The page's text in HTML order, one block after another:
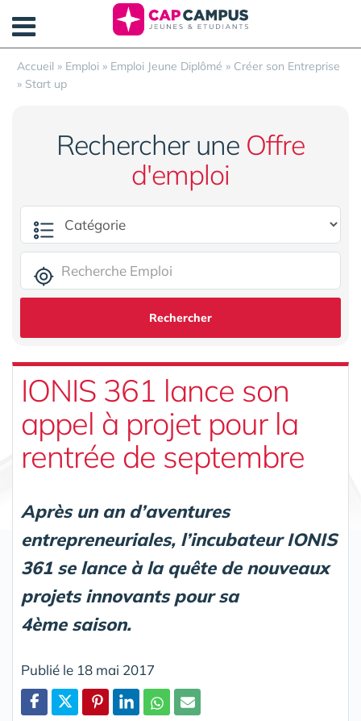
Accueil » Emploi » Emploi Jeune Diplômé » Créer son Entreprise
» Start up
Rechercher une Offre
d'emploi
Rechercher
IONIS 361 lance son
appel à projet pour la
rentrée de septembre
Après un an d’aventures
entrepreneuriales, l’incubateur IONIS
361 se lance à la quête de nouveaux
projets innovants pour sa
4ème saison.
Publié le 18 mai 2017
Panneau de gestion des cookies